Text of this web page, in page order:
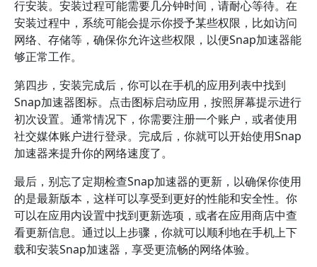
行安装。安装过程可能需要几分钟时间，请耐心等待。在
安装过程中，系统可能会提示你授予某些权限，比如访问
网络、存储等，确保你允许这些权限，以便Snap加速器能
够正常工作。
第四步，安装完成后，你可以在手机的应用列表中找到
Snap加速器图标。点击图标启动应用，按照屏幕提示进行
初次设置。通常情况下，你需要注册一个账户，或者使用
社交媒体账户进行登录。完成后，你就可以开始使用Snap
加速器来提升你的网络速度了。
最后，别忘了定期检查Snap加速器的更新，以确保你使用
的是最新版本，这样可以享受到更好的性能和安全性。你
可以在应用内设置中找到更新选项，或者在应用商店中查
看更新信息。通过以上步骤，你就可以顺利地在手机上下
载和安装Snap加速器，享受更流畅的网络体验。